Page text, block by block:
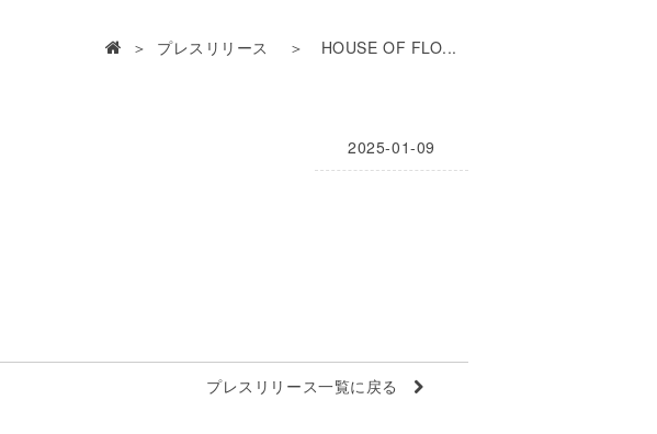
＞ プレスリリース ＞ HOUSE OF FLO...
2025-01-09
プレスリリース一覧に戻る